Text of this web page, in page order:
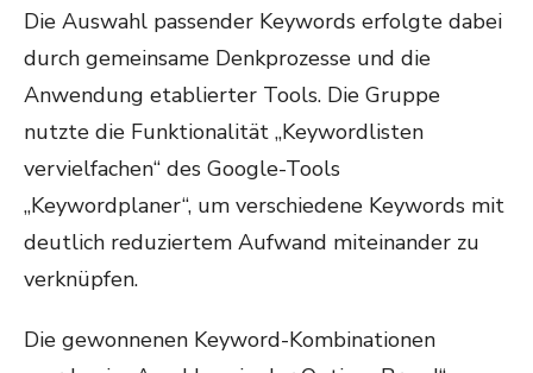
Die Auswahl passender Keywords erfolgte dabei
durch gemeinsame Denkprozesse und die
Anwendung etablierter Tools. Die Gruppe
nutzte die Funktionalität „Keywordlisten
vervielfachen“ des Google-Tools
„Keywordplaner“, um verschiedene Keywords mit
deutlich reduziertem Aufwand miteinander zu
verknüpfen.
Die gewonnenen Keyword-Kombinationen